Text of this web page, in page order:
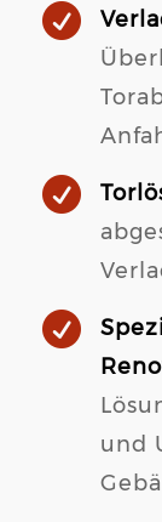



und